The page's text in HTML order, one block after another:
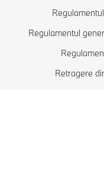
Lista de favorite
BMW Luxury
BMW Protection
Automobile Plug-in-
Regulamentul
Retragere